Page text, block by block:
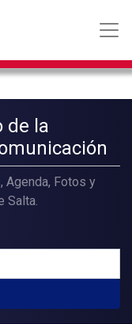
de la
Agenda, Fotos y
Salta.